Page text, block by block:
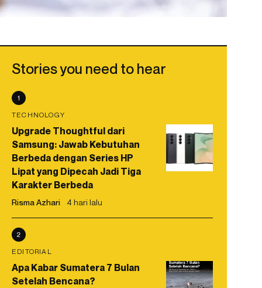
Stories you need to hear
1
TECHNOLOGY
Upgrade Thoughtful dari
Samsung: Jawab Kebutuhan
Berbeda dengan Series HP
Lipat yang Dipecah Jadi Tiga
Karakter Berbeda
Risma Azhari 4 hari lalu
2
EDITORIAL
Apa Kabar Sumatera 7 Bulan
Setelah Bencana?